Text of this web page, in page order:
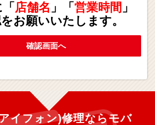
店舗名 」「 営業時間 」
お願いいたします。
確認画面へ
イフォン)修理ならモバ